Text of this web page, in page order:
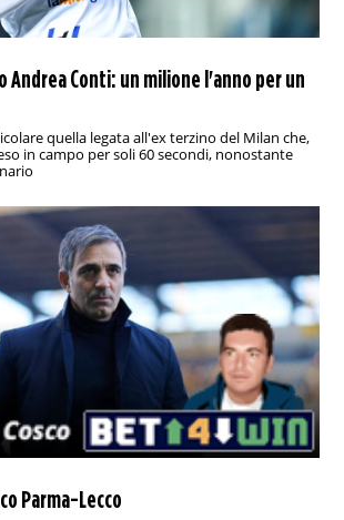
Andrea Conti: un milione l'anno per un
quella legata all'ex terzino del Milan che,
in campo per soli 60 secondi, nonostante
Parma-Lecco